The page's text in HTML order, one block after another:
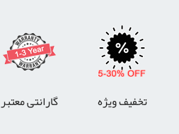
تخفیف ویژه گارانتی معتبر